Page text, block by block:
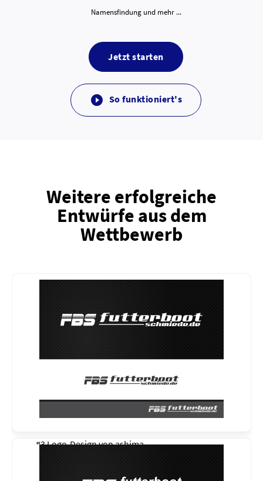
Namensfindung und mehr ...
Jetzt starten
 So funktioniert's
Weitere erfolgreiche
Entwürfe aus dem
Wettbewerb
#3 Logo-Design vonashima